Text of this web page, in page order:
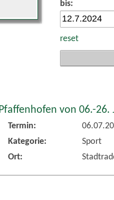
bis:
reset
von 06.-26.
Termin:
Kategorie:
Sport
Ort: